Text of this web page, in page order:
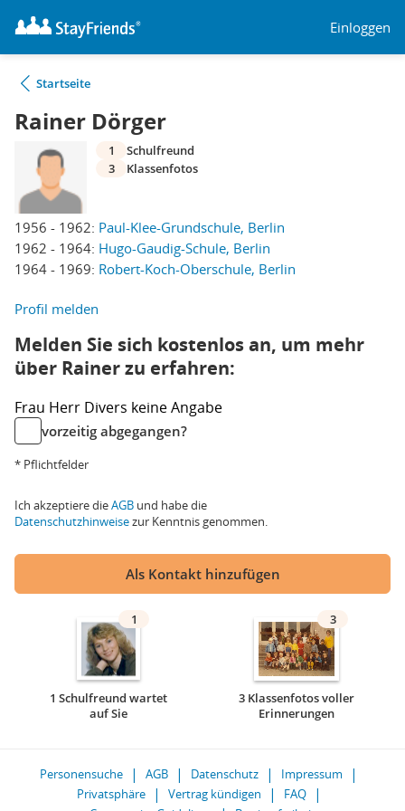
Einloggen
Startseite
Rainer Dörger
1956 - 1962: Paul-Klee-Grundschule, Berlin
1962 - 1964: Hugo-Gaudig-Schule, Berlin
1964 - 1969: Robert-Koch-Oberschule, Berlin
1
Schulfreund
3
Klassenfotos
Profil melden
Melden Sie sich kostenlos an, um mehr
über Rainer zu erfahren:
Frau Herr Divers keine Angabe
vorzeitig abgegangen?
* Pflichtfelder
Ich akzeptiere dieAGB und habe die
Datenschutzhinweisezur Kenntnis genommen.
Als Kontakt hinzufügen
1
1 Schulfreund wartet
auf Sie
3
3 Klassenfotos voller
Erinnerungen
Personensuche AGB Datenschutz
Impressum
Privatsphäre
Vertrag kündigen
FAQ